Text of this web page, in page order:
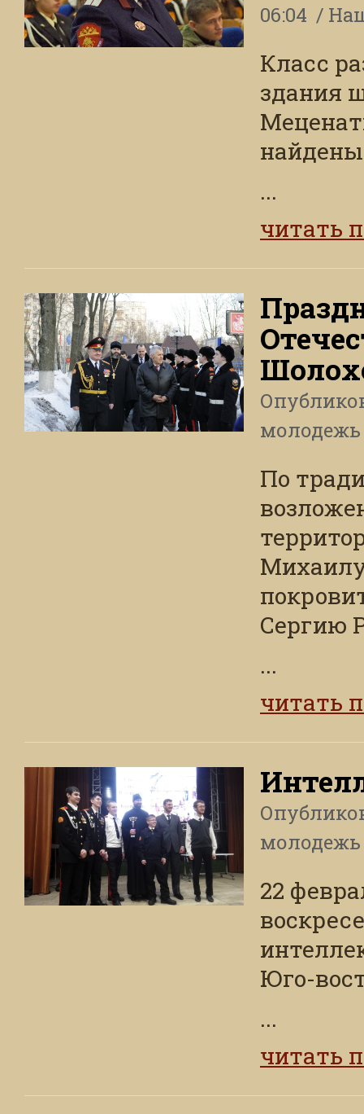
06:04
Класс
здания
...
читать
молодежь
По
Сергию
...
читать
молодежь
22
Юго-
...
читать